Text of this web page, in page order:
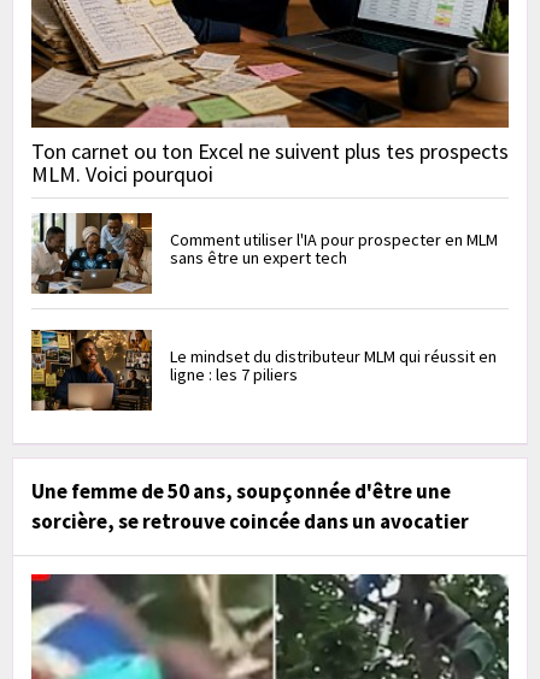
Ton carnet ou ton Excel ne suivent plus tes prospects
MLM. Voici pourquoi
Comment utiliser l'IA pour prospecter en MLM
sans être un expert tech
Le mindset du distributeur MLM qui réussit en
ligne : les 7 piliers
Une femme de 50 ans, soupçonnée d'être une
sorcière, se retrouve coincée dans un avocatier